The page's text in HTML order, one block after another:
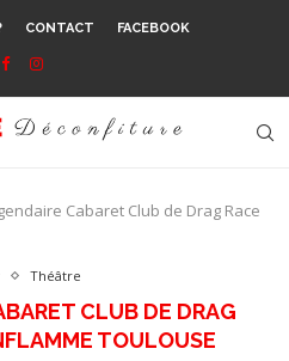
CONTACT FACEBOOK
Cabaret Club de Drag Race
Théâtre
CLUB DE DRAG
TOULOUSE